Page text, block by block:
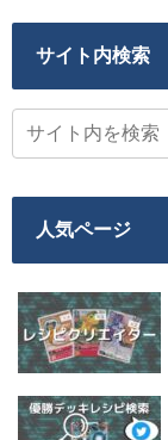
サイト内検索
人気ページ